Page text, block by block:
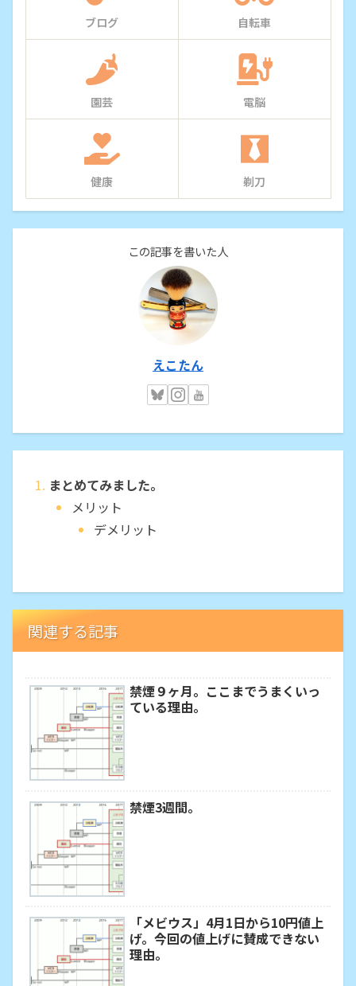
ブログ 自転車
園芸 電脳
健康 剃刀
この記事を書いた人
えこたん
まとめてみました。
メリット
デメリット
関連する記事
禁煙９ヶ月。ここまでうまくいっ
ている理由。
禁煙3週間。
「メビウス」4月1日から10円値上
げ。今回の値上げに賛成できない
理由。